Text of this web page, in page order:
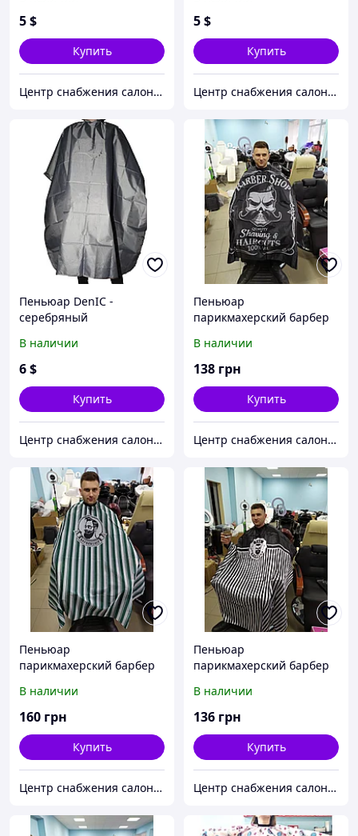
5$
Купить
Центр снабжения салонов красоты DenIC
5$
Купить
Центр снабжения салонов красоты DenIC
Пеньюар DenIC -
серебряный
В наличии
6$
Купить
Центр снабжения салонов красоты DenIC
Пеньюар
парикмахерский барбер
В наличии
138 грн
Купить
Центр снабжения салонов красоты DenIC
Пеньюар
парикмахерский барбер
В наличии
160 грн
Купить
Центр снабжения салонов красоты DenIC
Пеньюар
парикмахерский барбер
В наличии
136 грн
Купить
Центр снабжения салонов красоты DenIC